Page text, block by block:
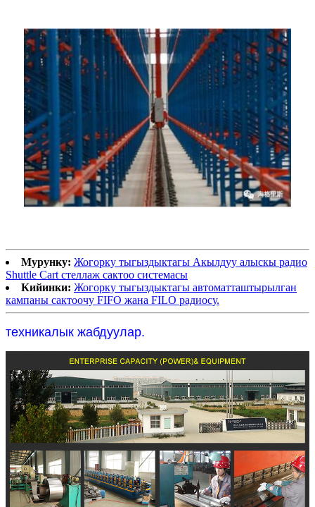
Мурунку: Жогорку тыгыздыктагы Акылдуу алыскы радио
Shuttle Cart стеллаж сактоо системасы
Кийинки: Жогорку тыгыздыктагы автоматташтырылган
кампаны сактоочу FIFO жана FILO радиосу.
техникалык жабдуулар.